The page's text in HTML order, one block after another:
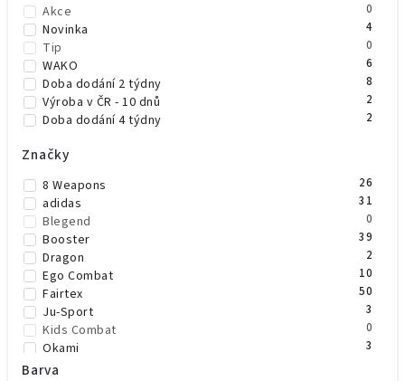
Akce 0
Novinka 4
Tip 0
WAKO 6
Doba dodání 2 týdny 8
Výroba v ČR - 10 dnů 2
Doba dodání 4 týdny 2
Značky
8 Weapons 26
adidas 31
Blegend 0
Booster 39
Dragon 2
Ego Combat 10
Fairtex 50
Ju-Sport 3
Kids Combat 0
Okami 3
OPRO
Barva